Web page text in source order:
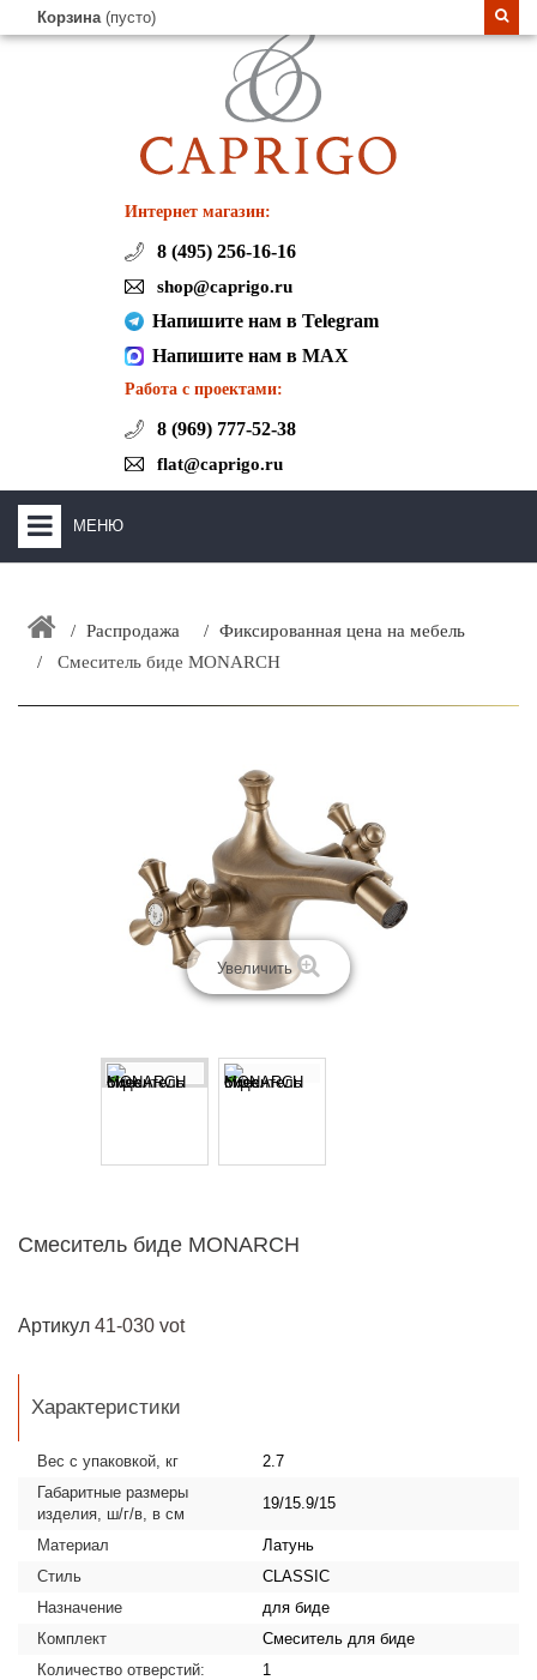
Корзина (пусто)
Интернет магазин:
8 (495) 256-16-16
shop@caprigo.ru
Напишите нам в Telegram
Напишите нам в MAX
Работа с проектами:
8 (969) 777-52-38
flat@caprigo.ru
МЕНЮ
ЗАКАЗАТЬ РАСЧЕТ КУХНИ CAPRIGO
Распродажа
Фиксированная цена на мебель
Смеситель биде MONARCH
Увеличить
Смеситель биде MONARCH
Артикул 41-030 vot
Характеристики
Вес с упаковкой, кг
2.7
Габаритные размеры
изделия, ш/г/в, в см
19/15.9/15
Материал
Латунь
Стиль
CLASSIC
Назначение
для биде
Комплект
Смеситель для биде
Количество отверстий:
1